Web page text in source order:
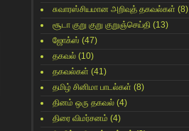
சுவாரஸ்சியமான அறிவுத் தகவல்கள் (8)
சூடா குறு குறு குறுஞ்செய்தி (13)
ஜோக்ஸ் (47)
தகவல் (10)
தகவல்கள் (41)
தமிழ் சினிமா பாடல்கள் (8)
தினம் ஒரு தகவல் (4)
திரை விமர்சனம் (4)